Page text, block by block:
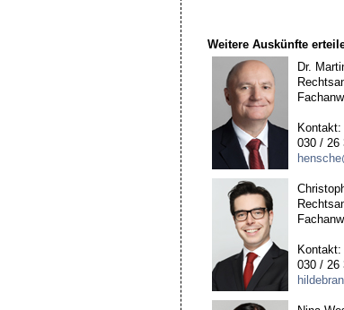
Weitere Auskünfte
Dr.
Kontakt:
030 / 26
Kontakt:
030 / 26